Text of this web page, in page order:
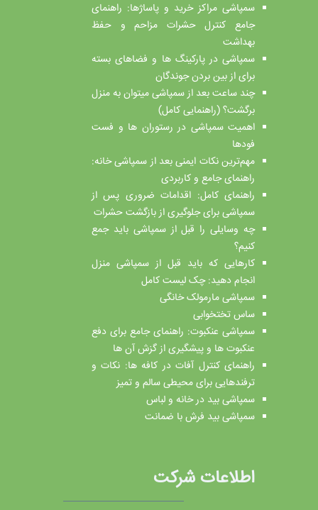
سمپاشی مراکز خرید و پاساژها: راهنمای
جامع کنترل حشرات مزاحم و حفظ
بهداشت
سمپاشی در پارکینگ ها و فضاهای بسته
برای از بین بردن جوندگان
چند ساعت بعد از سمپاشی میتوان به منزل
برگشت؟ (راهنمایی کامل)
اهمیت سمپاشی در رستوران ها و فست
فودها
مهم‌ترین نکات ایمنی بعد از سمپاشی خانه:
راهنمای جامع و کاربردی
راهنمای کامل: اقدامات ضروری پس از
سمپاشی برای جلوگیری از بازگشت حشرات
چه وسایلی را قبل از سمپاشی باید جمع
کنیم؟
کارهایی که باید قبل از سمپاشی منزل
انجام دهید: چک لیست کامل
سمپاشی مارمولک خانگی
ساس تختخوابی
سمپاشی عنکبوت: راهنمای جامع برای دفع
عنکبوت ها و پیشگیری از گزش آن ها
راهنمای کنترل آفات در کافه ها: نکات و
ترفندهایی برای محیطی سالم و تمیز
سمپاشی بید در خانه و لباس
سمپاشی بید فرش با ضمانت
اطلاعات شرکت